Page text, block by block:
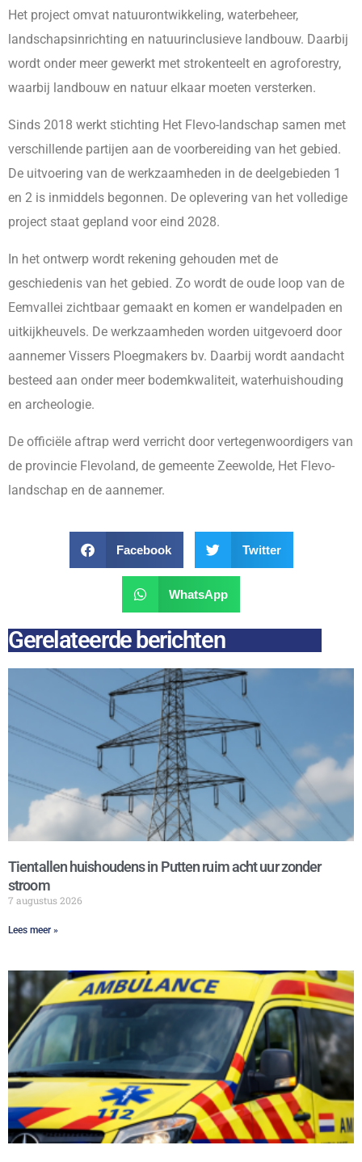
Het project omvat natuurontwikkeling, waterbeheer,
landschapsinrichting en natuurinclusieve landbouw. Daarbij
wordt onder meer gewerkt met strokenteelt en agroforestry,
waarbij landbouw en natuur elkaar moeten versterken.
Sinds 2018 werkt stichting Het Flevo-landschap samen met
verschillende partijen aan de voorbereiding van het gebied.
De uitvoering van de werkzaamheden in de deelgebieden 1
en 2 is inmiddels begonnen. De oplevering van het volledige
project staat gepland voor eind 2028.
In het ontwerp wordt rekening gehouden met de
geschiedenis van het gebied. Zo wordt de oude loop van de
Eemvallei zichtbaar gemaakt en komen er wandelpaden en
uitkijkheuvels. De werkzaamheden worden uitgevoerd door
aannemer Vissers Ploegmakers bv. Daarbij wordt aandacht
besteed aan onder meer bodemkwaliteit, waterhuishouding
en archeologie.
De officiële aftrap werd verricht door vertegenwoordigers van
de provincie Flevoland, de gemeente Zeewolde, Het Flevo-
landschap en de aannemer.
Facebook Twitter
WhatsApp
Gerelateerde berichten
Tientallen huishoudens in Putten ruim acht uur zonder
stroom
7 augustus 2026
Lees meer »